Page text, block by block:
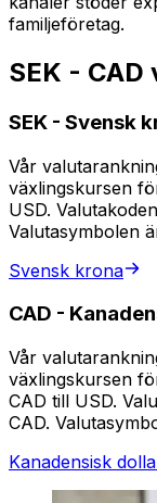
familjeföretag.
SEK -
SEK - Svensk
Vår
växlingskursen
USD.
Valutasymbolen
Svensk krona
CAD -
Vår
växlingskursen
CAD till USD.
CAD.
Kanadensisk